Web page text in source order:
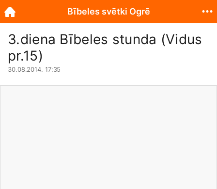
3.diena Bībeles stunda (Vidus
pr.15)
30.08.2014. 17:35
Bībeles svētki Ogrē